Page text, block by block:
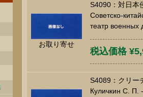
お取り寄せ
S4090：対日
Советско-
театр военных
税込価格
S4089：クリ
Куличкин С. П.